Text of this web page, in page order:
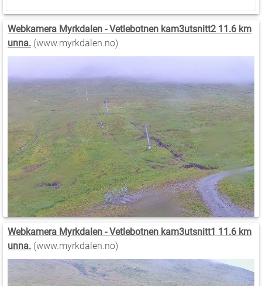
Webkamera Myrkdalen - Vetlebotnen kam3utsnitt2 11.6 km
unna. (www.myrkdalen.no)
Webkamera Myrkdalen - Vetlebotnen kam3utsnitt1 11.6 km
unna. (www.myrkdalen.no)